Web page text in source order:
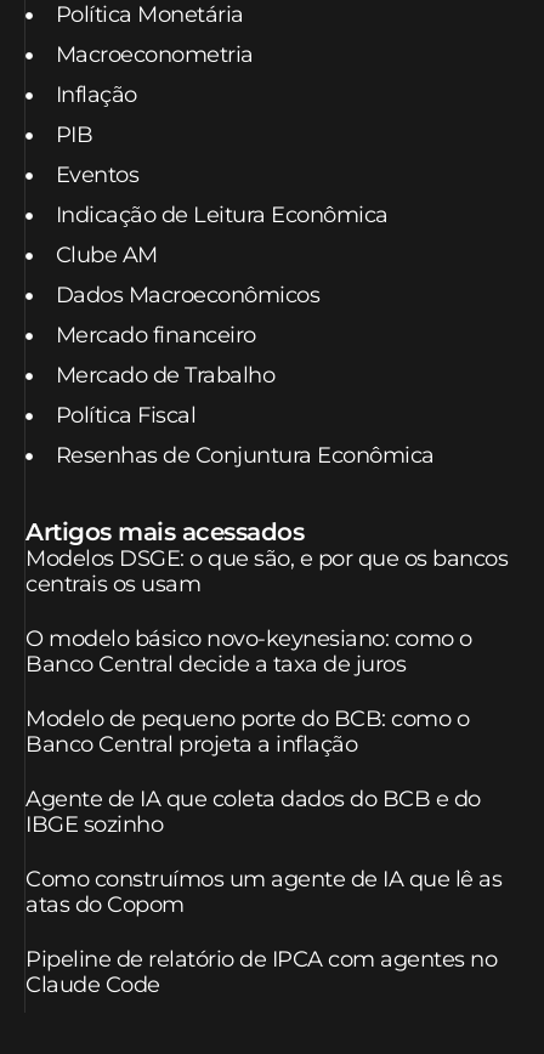
Política Monetária
Macroeconometria
Inflação
PIB
Eventos
Indicação de Leitura Econômica
Clube AM
Dados Macroeconômicos
Mercado financeiro
Mercado de Trabalho
Política Fiscal
Resenhas de Conjuntura Econômica
Artigos mais acessados
Modelos DSGE: o que são, e por que os bancos
centrais os usam
O modelo básico novo-keynesiano: como o
Banco Central decide a taxa de juros
Modelo de pequeno porte do BCB: como o
Banco Central projeta a inflação
Agente de IA que coleta dados do BCB e do
IBGE sozinho
Como construímos um agente de IA que lê as
atas do Copom
Pipeline de relatório de IPCA com agentes no
Claude Code